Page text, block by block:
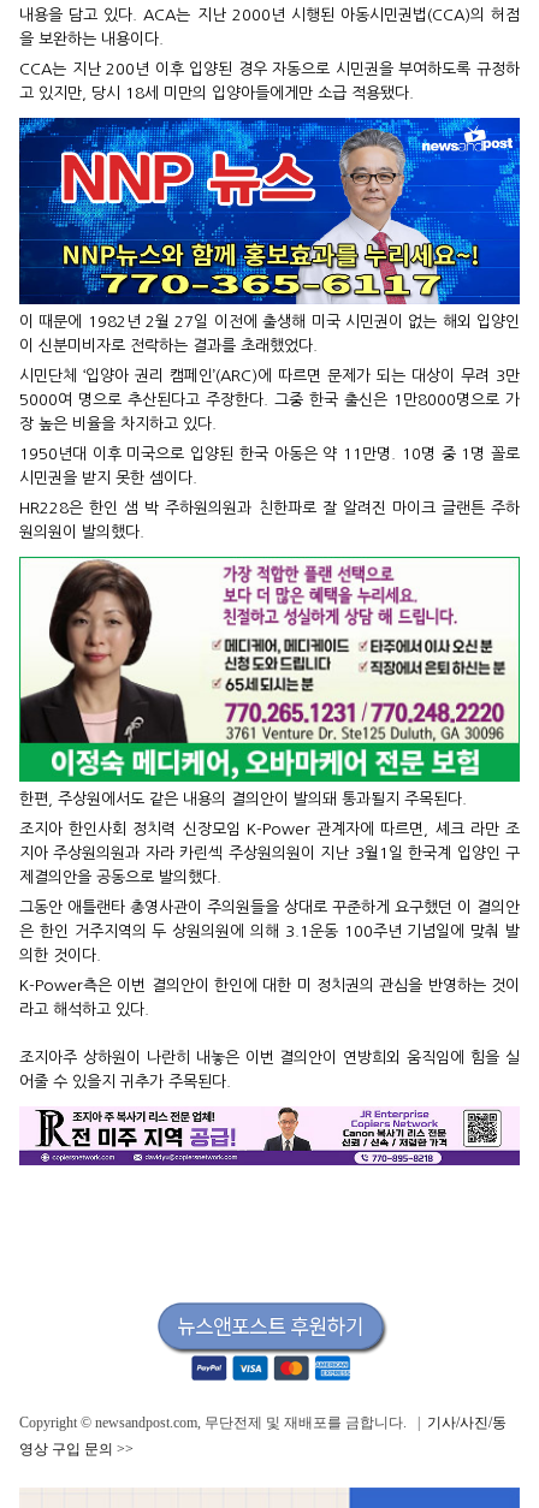
내용을 담고 있다. ACA는 지난 2000년 시행된 아동시민권법(CCA)의 허점
을 보완하는 내용이다.
CCA는 지난 200년 이후 입양된 경우 자동으로 시민권을 부여하도록 규정하
고 있지만, 당시 18세 미만의 입양아들에게만 소급 적용됐다.
이 때문에 1982년 2월 27일 이전에 출생해 미국 시민권이 없는 해외 입양인
이 신분미비자로 전락하는 결과를 초래했었다.
시민단체 ‘입양아 권리 캠페인’(ARC)에 따르면 문제가 되는 대상이 무려 3만
5000여 명으로 추산된다고 주장한다. 그중 한국 출신은 1만8000명으로 가
장 높은 비율을 차지하고 있다.
1950년대 이후 미국으로 입양된 한국 아동은 약 11만명. 10명 중 1명 꼴로
시민권을 받지 못한 셈이다.
HR228은 한인 샘 박 주하원의원과 친한파로 잘 알려진 마이크 글랜튼 주하
원의원이 발의했다.
한편, 주상원에서도 같은 내용의 결의안이 발의돼 통과될지 주목된다.
조지아 한인사회 정치력 신장모임 K-Power 관계자에 따르면, 셰크 라만 조
지아 주상원의원과 자라 카린섹 주상원의원이 지난 3월1일 한국계 입양인 구
제결의안을 공동으로 발의했다.
그동안 애틀랜타 총영사관이 주의원들을 상대로 꾸준하게 요구했던 이 결의안
은 한인 거주지역의 두 상원의원에 의해 3.1운동 100주년 기념일에 맞춰 발
의한 것이다.
K-Power측은 이번 결의안이 한인에 대한 미 정치권의 관심을 반영하는 것이
라고 해석하고 있다.
조지아주 상하원이 나란히 내놓은 이번 결의안이 연방희외 움직임에 힘을 실
어줄 수 있을지 귀추가 주목된다.
Copyright © newsandpost.com, 무단전제 및 재배포를 금합니다. | 기사/사진/동
영상 구입 문의 >>